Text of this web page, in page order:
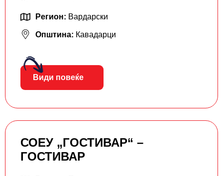
Регион: Вардарски
Општина: Кавадарци
Види повеќе
СОЕУ „ГОСТИВАР“ –
ГОСТИВАР